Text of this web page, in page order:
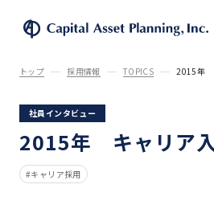
トップ 採用情報 TOPICS 2015年
社員インタビュー
2015年 キャリア
キャリア採用